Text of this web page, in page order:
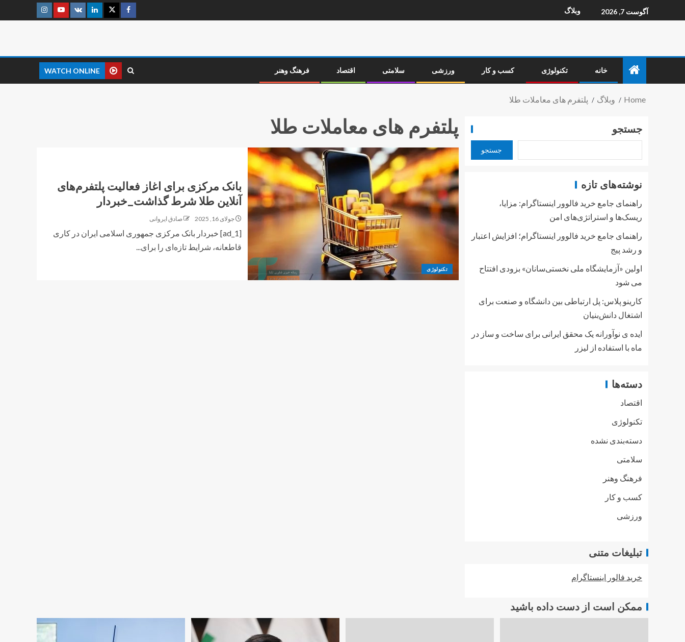
آگوست 7, 2026 وبلاگ
خانه تکنولوژی کسب و کار ورزشی سلامتی اقتصاد فرهنگ وهنر WATCH ONLINE
Home وبلاگ پلتفرم های معاملات طلا
پلتفرم های معاملات طلا
تکنولوژی
بانک مرکزی برای اغاز فعالیت پلتفرم‌های
آنلاین طلا شرط گذاشت_خبردار
جولای 16, 2025 صادق ایروانی
[ad_1] خبردار بانک مرکزی جمهوری اسلامی ایران در کاری
قاطعانه، شرایط تازه‌ای را برای...
جستجو
جستجو
نوشته‌های تازه
راهنمای جامع خرید فالوور اینستاگرام: مزایا،
ریسک‌ها و استراتژی‌های امن
راهنمای جامع خرید فالوور اینستاگرام؛ افزایش اعتبار
و رشد پیج
اولین «آزمایشگاه ملی نخستی‌سانان» بزودی افتتاح
می شود
کارینو پلاس: پل ارتباطی بین دانشگاه و صنعت برای
اشتغال دانش‌بنیان
ایده ی نوآورانه یک محقق ایرانی برای ساخت و ساز در
ماه با استفاده از لیزر
دسته‌ها
اقتصاد
تکنولوژی
دسته‌بندی نشده
سلامتی
فرهنگ وهنر
کسب و کار
ورزشی
تبلیغات متنی
خرید فالور اینستاگرام
ممکن است از دست داده باشید